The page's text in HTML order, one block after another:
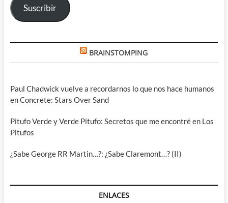
Suscribir
BRAINSTOMPING
Paul Chadwick vuelve a recordarnos lo que nos hace humanos
en Concrete: Stars Over Sand
Pitufo Verde y Verde Pitufo: Secretos que me encontré en Los
Pitufos
¿Sabe George RR Martin…?: ¿Sabe Claremont…? (II)
ENLACES